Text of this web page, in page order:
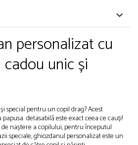
personalizat cu
unic și
special pentru un copil drag? Acest
detasabilă este exact ceea ce cauți!
naștere a copilului, pentru începutul
speciale, ghiozdanul personalizat este un